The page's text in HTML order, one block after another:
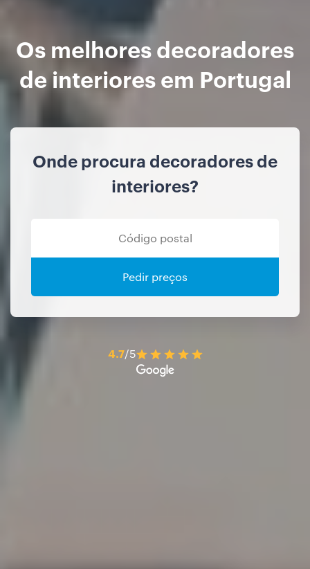
Os melhores decoradores
de interiores em Portugal
Onde procura decoradores de
interiores?
Pedir preços
4.7/5